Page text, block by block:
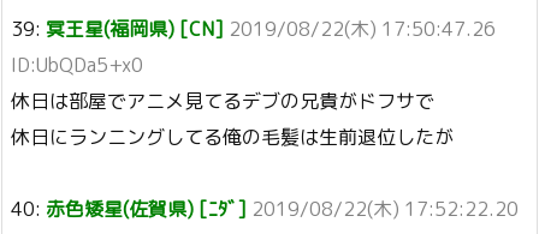
39: 冥王星(福岡県) [CN] 2019/08/22(木) 17:50:47.26
ID:UbQDa5+x0
休日は部屋でアニメ見てるデブの兄貴がドフサで
休日にランニングしてる俺の毛髪は生前退位したが
40: 赤色矮星(佐賀県) [ﾆﾀﾞ] 2019/08/22(木) 17:52:22.20